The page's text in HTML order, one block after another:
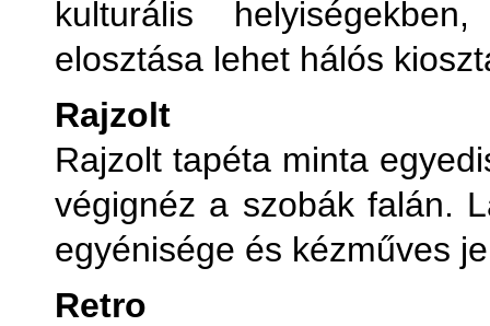
kulturális
elosztása lehet hálós
Rajzolt
Rajzolt tapéta minta
végignéz a szobák falán.
egyénisége és kézműves
Retro